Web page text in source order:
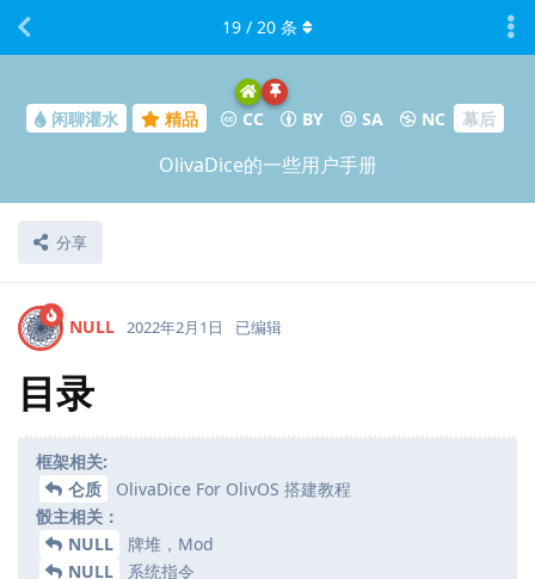
闲聊灌水 精品 CC BY SA NC 幕后
OlivaDice的一些用户手册
分享
19 / 20 条
NULL 2022年2月1日 已编辑
目录
框架相关:
仑质
OlivaDice For OlivOS 搭建教程
骰主相关：
NULL
牌堆，Mod
NULL
系统指令